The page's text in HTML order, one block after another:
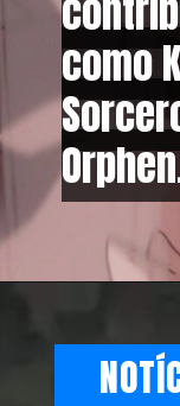
como
como